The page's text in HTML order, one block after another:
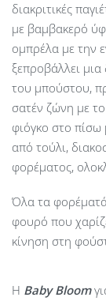
διακριτικές
με βαμβακερό
ομπρέλα με την
ξεπροβάλλει
του μπούστου,
σατέν ζώνη με
φιόγκο στο πίσω
από τούλι,
φορέματος,
Όλα τα
φουρό που
κίνηση στη
Η Baby Bloom